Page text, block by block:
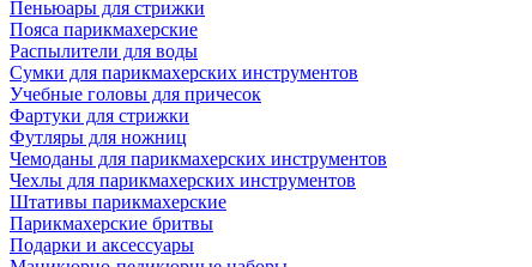
Пеньюары для стрижки
Пояса парикмахерские
Распылители для воды
Сумки для парикмахерских инструментов
Учебные головы для причесок
Фартуки для стрижки
Футляры для ножниц
Чемоданы для парикмахерских инструментов
Чехлы для парикмахерских инструментов
Штативы парикмахерские
Парикмахерские бритвы
Подарки и аксессуары